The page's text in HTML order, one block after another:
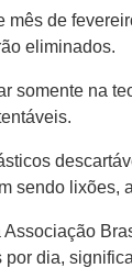
mês de
eliminados.
somente na
sendo lixões,
Associação
por dia,